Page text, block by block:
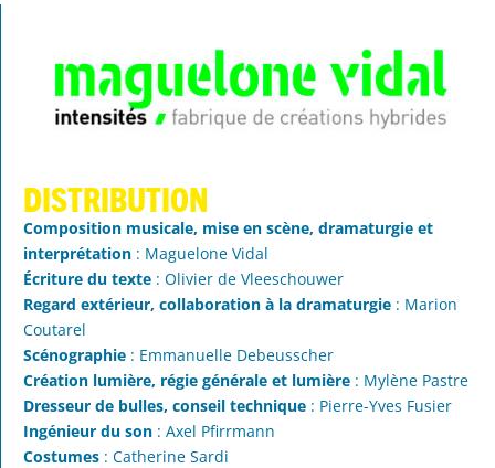
Distribution
Composition musicale, mise en scène, dramaturgie et
interprétation : Maguelone Vidal
Écriture du texte : Olivier de Vleeschouwer
Regard extérieur, collaboration à la dramaturgie : Marion
Coutarel
Scénographie : Emmanuelle Debeusscher
Création lumière, régie générale et lumière : Mylène Pastre
Dresseur de bulles, conseil technique : Pierre-Yves Fusier
Ingénieur du son : Axel Pfirrmann
Costumes : Catherine Sardi